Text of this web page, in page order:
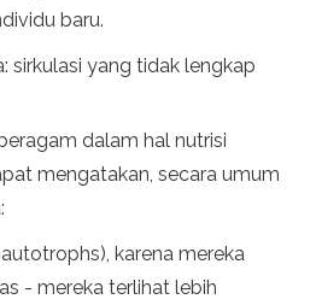
baru.
sirkulasi yang tidak lengkap
dalam hal nutrisi
mengatakan, secara umum
karena mereka
- mereka terlihat lebih